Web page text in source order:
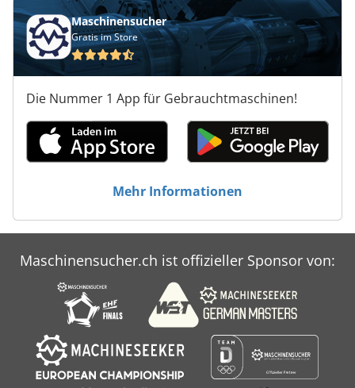
Maschinensucher
Gratis im Store
Die Nummer 1 App für Gebrauchtmaschinen!
Mehr Informationen
Maschinensucher.ch ist offizieller Sponsor von: